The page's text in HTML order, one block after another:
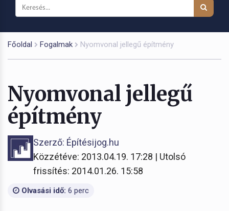
Főoldal Fogalmak Nyomvonal jellegű építmény
Nyomvonal jellegű
építmény
Szerző: Építésijog.hu
Közzétéve: 2013.04.19. 17:28 | Utolsó
frissítés: 2014.01.26. 15:58
Olvasási idő: 6 perc